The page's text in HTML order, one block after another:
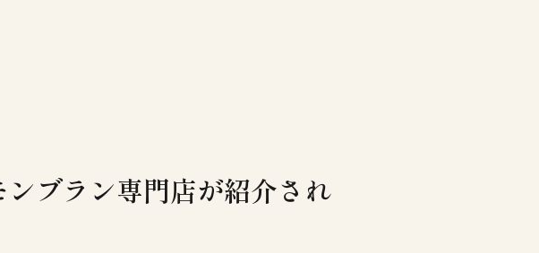
ンブラン専門店が紹介され